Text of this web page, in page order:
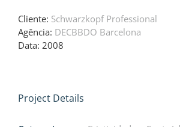
Cliente: Schwarzkopf Professional
Agência: DECBBDO Barcelona
Data: 2008
Project Details